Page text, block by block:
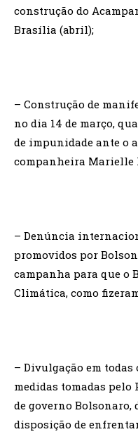
construção do
Brasília (abril);
– Construção de
no dia 14 de março,
de impunidade ante o
companheira Marielle
– Denúncia
promovidos por
campanha para que o
Climática, como
– Divulgação em todas
medidas tomadas pelo
de governo Bolsonaro,
disposição de